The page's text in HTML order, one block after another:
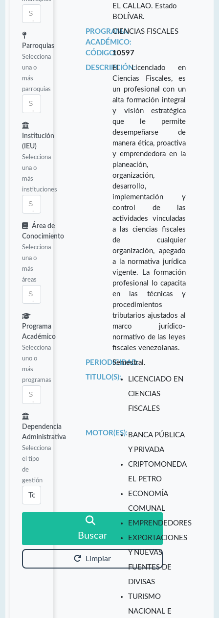
Parroquias
Selecciona
una o
más
parroquias
Institución
(IEU)
Selecciona
una o
más
instituciones
Área de
Conocimiento
Selecciona
una o
más
áreas
Programa
Académico
Selecciona
uno o
más
programas
Dependencia
Administrativa
Selecciona
el tipo
de
gestión
Buscar
Limpiar
EL CALLAO. Estado
BOLÍVAR.
PROGRAMA
ACADÉMICO:
CIENCIAS FISCALES
CÓDIGO:10597
DESCRIPCIÓN:El Licenciado en
Ciencias Fiscales, es
un profesional con un
alta formación integral
y visión estratégica
que le permite
desempeñarse de
manera ética, proactiva
y emprendedora en la
planeación,
organización,
desarrollo,
implementación y
control de las
actividades vinculadas
a las ciencias fiscales
de cualquier
organización, apegado
a la normativa jurídica
vigente. La formación
profesional lo capacita
en las técnicas y
procedimientos
tributarios ajustados al
marco jurídico-
normativo de las leyes
fiscales venezolanas.
PERIODICIDAD:
Semestral.
TITULO(S):
LICENCIADO EN
CIENCIAS
FISCALES
MOTOR(ES): BANCA PÚBLICA
Y PRIVADA
CRIPTOMONEDA
EL PETRO
ECONOMÍA
COMUNAL
EMPRENDEDORES
EXPORTACIONES
Y NUEVAS
FUENTES DE
DIVISAS
TURISMO
NACIONAL E